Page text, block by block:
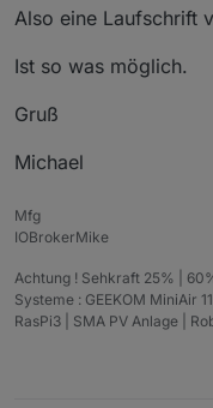
Also eine Laufschrift
Ist so was möglich.
Gruß
Michael
Mfg
IOBrokerMike
Achtung ! Sehkraft 25% |
Systeme : GEEKOM MiniAir
RasPi3 | SMA PV Anlage |